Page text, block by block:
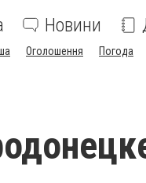
Новини
Оголошення Погода